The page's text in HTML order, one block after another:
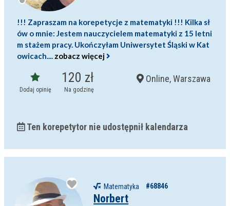
Wiek korepetytora od do lat
Płeć korepetytora
!!! Zapraszam na korepetycje z matematyki !!! Kilka sł
ów o mnie: Jestem nauczycielem matematyki z 15 letni
m stażem pracy. Ukończyłam Uniwersytet Śląski w Kat
owicach.... zobacz więcej
Dodaj opinię
120 zł
Na godzinę
Online, Warszawa
Ten korepetytor nie udostępnił kalendarza
Matematyka #68846
Norbert